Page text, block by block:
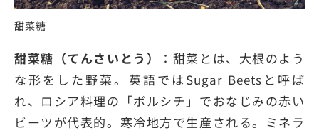
甜菜糖
甜菜糖（てんさいとう）
：甜菜とは、大根のよう
な形をした野菜。英語ではSugar Beetsと呼ば
れ、ロシア料理の「ボルシチ」でおなじみの赤い
ビーツが代表的。寒冷地方で生産される。ミネラ